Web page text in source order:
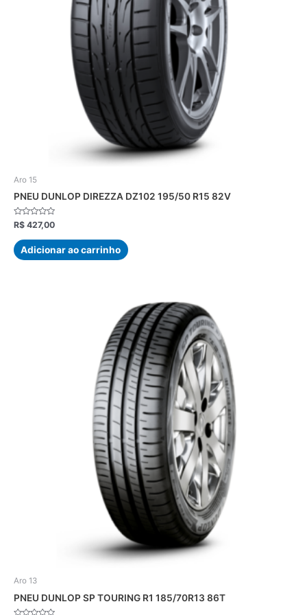
Aro 15
PNEU DUNLOP DIREZZA DZ102 195/50 R15 82V
Avaliação
0
de
5
R$ 427,00
Adicionar ao carrinho
Aro 13
PNEU DUNLOP SP TOURING R1 185/70R13 86T